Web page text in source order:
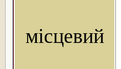
місцевий